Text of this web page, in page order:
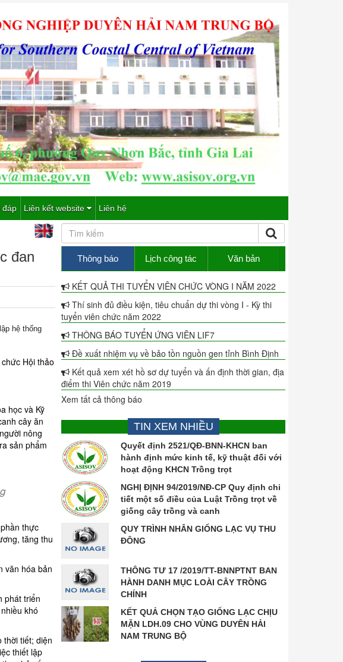
đáp Liên kết website Liên hệ
đan
hệ thống
Hội thảo
học và Kỹ
cây ăn
nông
sản phẩm
thực
tăng thu
văn hóa bản
phát triển
khó
thời tiết; diện
thiết lập
Thông báo Lịch công tác Văn bản
KẾT QUẢ THI TUYỂN VIÊN CHỨC VÒNG I NĂM 2022
Thí sinh đủ điều kiện, tiêu chuẩn dự thi vòng I - Kỳ thi
tuyển viên chức năm 2022
THÔNG BÁO TUYỂN ỨNG VIÊN LIF7
Đề xuất nhiệm vụ về bảo tồn nguồn gen tỉnh Bình Định
Kết quả xem xét hồ sơ dự tuyển và ấn định thời gian, địa
điểm thi Viên chức năm 2019
Xem tất cả thông báo
TIN XEM NHIỀU
Quyết định 2521/QĐ-BNN-KHCN ban
hành định mức kinh tế, kỹ thuật đối với
hoạt động KHCN Trồng trọt
NGHỊ ĐỊNH 94/2019/NĐ-CP Quy định chi
tiết một số điều của Luật Trồng trọt về
giống cây trồng và canh
QUY TRÌNH NHÂN GIỐNG LẠC VỤ THU
ĐÔNG
THÔNG TƯ 17 /2019/TT-BNNPTNT BAN
HÀNH DANH MỤC LOÀI CÂY TRỒNG
CHÍNH
KẾT QUẢ CHỌN TẠO GIỐNG LẠC CHỊU
MẶN LDH.09 CHO VÙNG DUYÊN HẢI
NAM TRUNG BỘ